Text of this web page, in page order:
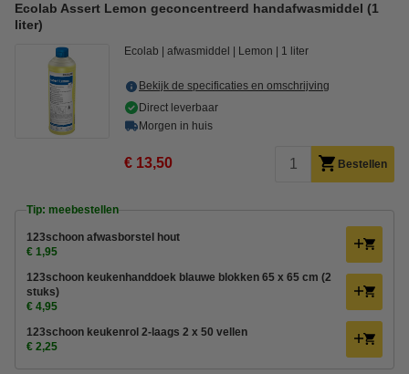
Ecolab Assert Lemon geconcentreerd handafwasmiddel (1
liter)
Ecolab afwasmiddel Lemon 1 liter
Bekijk de specificaties en omschrijving
Direct leverbaar
Morgen in huis
€ 13,50 Bestellen
Tip: meebestellen
123schoon afwasborstel hout
€ 1,95
123schoon keukenhanddoek blauwe blokken 65 x 65 cm (2
stuks)
€ 4,95
123schoon keukenrol 2-laags 2 x 50 vellen
€ 2,25